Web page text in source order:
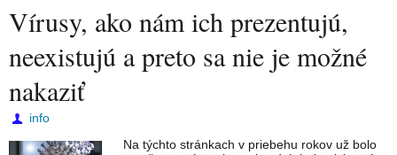
Vírusy, ako nám ich prezentujú,
neexistujú a preto sa nie je možné
nakaziť
info
Na týchto stránkach v priebehu rokov už bolo